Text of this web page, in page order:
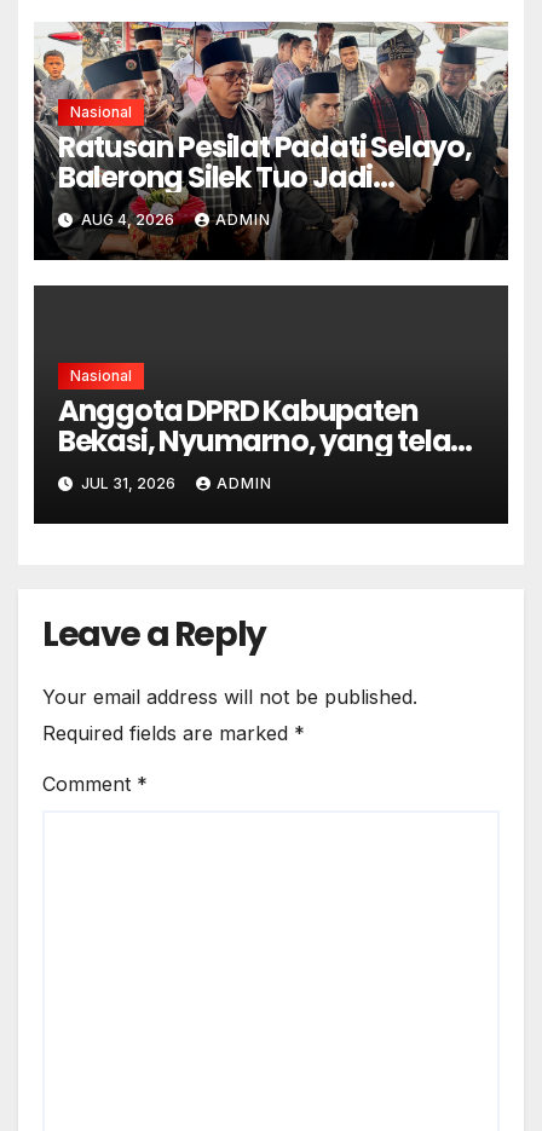
Nasional
Ratusan Pesilat Padati Selayo,
Balerong Silek Tuo Jadi
Momentum Kebangkitan
Warisan Budaya
Minangkabau
AUG 4, 2026 ADMIN
Nasional
Anggota DPRD Kabupaten
Bekasi, Nyumarno, yang telah
berstatus tersangka dalam
kasus dugaan pengeroyokan
JUL 31, 2026 ADMIN
Leave a Reply
Your email address will not be published.
Required fields are marked *
Comment *